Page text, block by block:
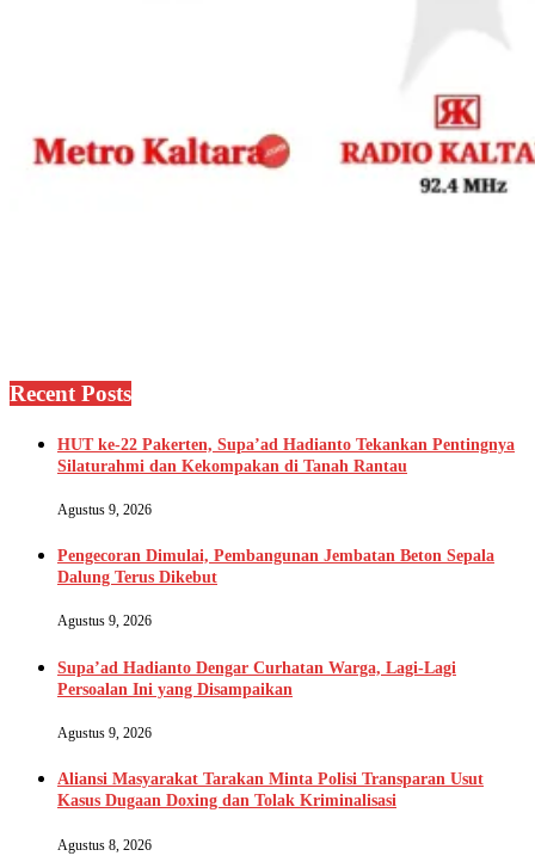
Recent Posts
HUT ke-22 Pakerten, Supa’ad Hadianto Tekankan Pentingnya
Silaturahmi dan Kekompakan di Tanah Rantau
Agustus 9, 2026
Pengecoran Dimulai, Pembangunan Jembatan Beton Sepala
Dalung Terus Dikebut
Agustus 9, 2026
Supa’ad Hadianto Dengar Curhatan Warga, Lagi-Lagi
Persoalan Ini yang Disampaikan
Agustus 9, 2026
Aliansi Masyarakat Tarakan Minta Polisi Transparan Usut
Kasus Dugaan Doxing dan Tolak Kriminalisasi
Agustus 8, 2026